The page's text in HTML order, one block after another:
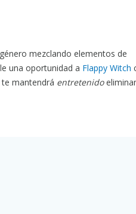
mezclando elementos de
una oportunidad a Flappy Witch
te mantendrá entretenido